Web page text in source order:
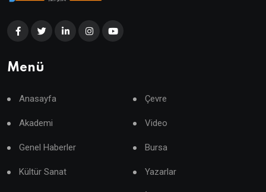
Menü
Anasayfa Çevre
Akademi Video
Genel Haberler Bursa
Kültür Sanat Yazarlar